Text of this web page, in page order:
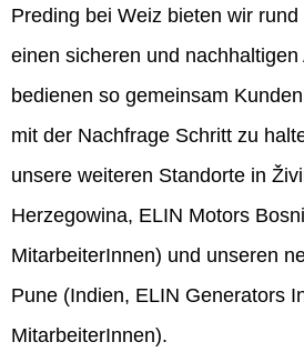
Preding bei Weiz bieten wir
einen sicheren und nachhaltigen
bedienen so gemeinsam
mit der Nachfrage Schritt zu
unsere weiteren Standorte in
Herzegowina, ELIN Motors
MitarbeiterInnen) und unseren
Pune (Indien, ELIN Generators
MitarbeiterInnen).